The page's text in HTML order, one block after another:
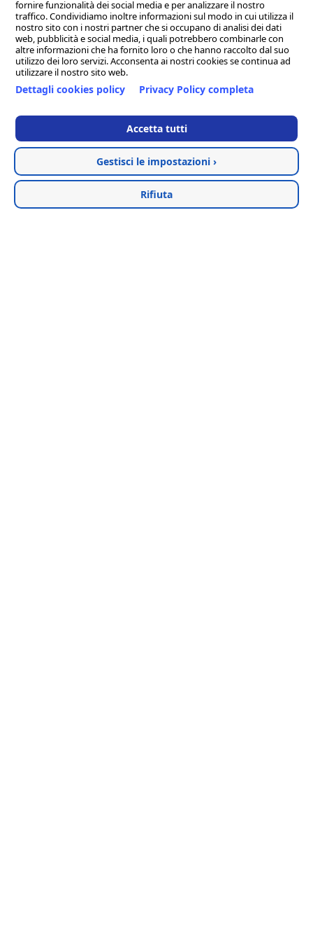
info@clion.it - PEC clion@pec.it
Sede legale, tecnica ed amministrativa: Via Alvata, 200 - 62018 -
Porto Potenza Picena (Macerata)
Tel. 0733/881189 (14 linee r.a.) - Fax. 0733/884119
Sede distaccata per la regione Campania: Via Umberto I, 1 -
83050 - Sant'Angelo all'Esca (Avellino)
Clion Point Ancona - Corso Giovanni Amendola, 44A - 60123
Ancona (AN)
Tel. & Fax. 0827/73744
Hosted & created by
Privacy Policy
fornire funzionalità dei social media e per analizzare il nostro
traffico. Condividiamo inoltre informazioni sul modo in cui utilizza il
nostro sito con i nostri partner che si occupano di analisi dei dati
web, pubblicità e social media, i quali potrebbero combinarle con
altre informazioni che ha fornito loro o che hanno raccolto dal suo
utilizzo dei loro servizi. Acconsenta ai nostri cookies se continua ad
utilizzare il nostro sito web.
Dettagli cookies policy Privacy Policy completa
Accetta tutti
Gestisci le impostazioni ›
Rifiuta